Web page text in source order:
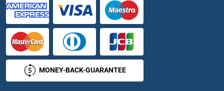
ALG1 Antikörper
ALG10 Antikörper
ALG10B Antikörper
ALG11 Antikörper
MONEY-BACK-GUARANTEE